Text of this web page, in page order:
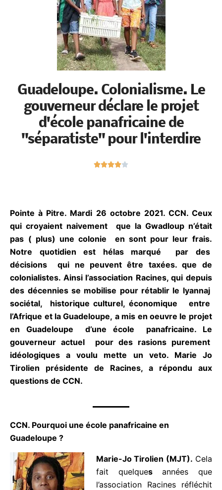
Guadeloupe. Colonialisme. Le
gouverneur déclare le projet
d'école panafricaine de
"séparatiste" pour l'interdire
N
s
u
r
Pointe à Pitre. Mardi 26 octobre 2021. CCN. Ceux
qui croyaient naivement que la Gwadloup n’était
pas ( plus) une colonie en sont pour leur frais.
Notre quotidien est hélas marqué par des
décisions qui ne peuvent être taxées. que de
colonialistes. Ainsi l’association Racines, qui
depuis des décennies se mobilise pour rétablir le
lyannaj sociétal, historique culturel, économique
entre l’Afrique et la Guadeloupe, a mis en oeuvre
le projet en Guadeloupe d’une école
panafricaine. Le gouverneur actuel pour des
rasions purement idéologiques a voulu mette un
veto. Marie Jo Tirolien présidente de Racines, a
répondu aux questions de CCN.
CCN. Pourquoi une école panafricaine en
Guadeloupe ?
Marie-Jo Tirolien (MJT).
Cela fait quelquesannées
que l’association Racines